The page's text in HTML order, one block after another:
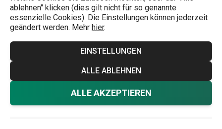
ablehnen" klicken (dies gilt nicht für so genannte
essenzielle Cookies). Die Einstellungen können jederzeit
geändert werden. Mehr hier.
EINSTELLUNGEN
ALLE ABLEHNEN
ALLE AKZEPTIEREN
trichter
Machen Sie es sich leicht, Sirup, Wein oder anderen
einfacher Gegenstand - ein Flaschentrichter. Er reduziert
den Fluss des Getränks, so dass Sie die Menge im Glas
besser korrigieren können. Wir bieten Ihnen entweder
starre Trichter aus Kunststoff oder flexible Trichter, die Sie
verdrehen und wie die starren Trichter auf den Rand des
Mehr anzeigen